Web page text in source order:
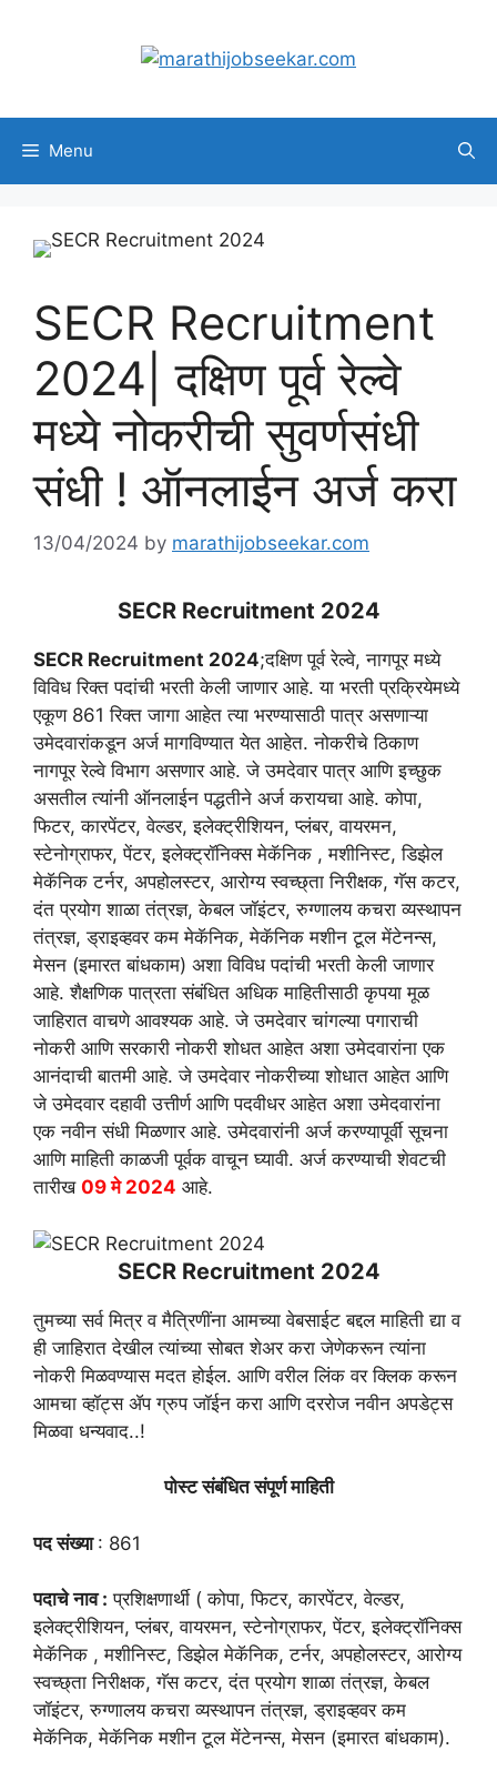
Menu
SECR Recruitment
2024| दक्षिण पूर्व रेल्वे
मध्ये नोकरीची सुवर्णसंधी
संधी ! ऑनलाईन अर्ज करा
13/04/2024 by marathijobseekar.com
SECR Recruitment 2024
SECR Recruitment 2024;दक्षिण पूर्व रेल्वे, नागपूर मध्ये
विविध रिक्त पदांची भरती केली जाणार आहे. या भरती प्रक्रियेमध्ये
एकूण 861 रिक्त जागा आहेत त्या भरण्यासाठी पात्र असणाऱ्या
उमेदवारांकडून अर्ज मागविण्यात येत आहेत. नोकरीचे ठिकाण
नागपूर रेल्वे विभाग असणार आहे. जे उमदेवार पात्र आणि इच्छुक
असतील त्यांनी ऑनलाईन पद्धतीने अर्ज करायचा आहे. कोपा,
फिटर, कारपेंटर, वेल्डर, इलेक्ट्रीशियन, प्लंबर, वायरमन,
स्टेनोग्राफर, पेंटर, इलेक्ट्रॉनिक्स मेकॅनिक , मशीनिस्ट, डिझेल
मेकॅनिक टर्नर, अपहोलस्टर, आरोग्य स्वच्छ्ता निरीक्षक, गॅस कटर,
दंत प्रयोग शाळा तंत्रज्ञ, केबल जॉइंटर, रुग्णालय कचरा व्यस्थापन
तंत्रज्ञ, ड्राइव्हवर कम मेकॅनिक, मेकॅनिक मशीन टूल मेंटेनन्स,
मेसन (इमारत बांधकाम) अशा विविध पदांची भरती केली जाणार
आहे. शैक्षणिक पात्रता संबंधित अधिक माहितीसाठी कृपया मूळ
जाहिरात वाचणे आवश्यक आहे. जे उमदेवार चांगल्या पगाराची
नोकरी आणि सरकारी नोकरी शोधत आहेत अशा उमेदवारांना एक
आनंदाची बातमी आहे. जे उमदेवार नोकरीच्या शोधात आहेत आणि
जे उमेदवार दहावी उत्तीर्ण आणि पदवीधर आहेत अशा उमेदवारांना
एक नवीन संधी मिळणार आहे. उमेदवारांनी अर्ज करण्यापूर्वी सूचना
आणि माहिती काळजी पूर्वक वाचून घ्यावी. अर्ज करण्याची शेवटची
तारीख 09 मे 2024 आहे.
SECR Recruitment 2024
तुमच्या सर्व मित्र व मैत्रिणींना आमच्या वेबसाईट बद्दल माहिती द्या व
ही जाहिरात देखील त्यांच्या सोबत शेअर करा जेणेकरून त्यांना
नोकरी मिळवण्यास मदत होईल. आणि वरील लिंक वर क्लिक करून
आमचा व्हॉट्स ॲप ग्रुप जॉईन करा आणि दररोज नवीन अपडेट्स
मिळवा धन्यवाद..!
पोस्ट संबंधित संपूर्ण माहिती
पद संख्या : 861
पदाचे नाव : प्रशिक्षणार्थी ( कोपा, फिटर, कारपेंटर, वेल्डर,
इलेक्ट्रीशियन, प्लंबर, वायरमन, स्टेनोग्राफर, पेंटर, इलेक्ट्रॉनिक्स
मेकॅनिक , मशीनिस्ट, डिझेल मेकॅनिक, टर्नर, अपहोलस्टर, आरोग्य
स्वच्छ्ता निरीक्षक, गॅस कटर, दंत प्रयोग शाळा तंत्रज्ञ, केबल
जॉइंटर, रुग्णालय कचरा व्यस्थापन तंत्रज्ञ, ड्राइव्हवर कम
मेकॅनिक, मेकॅनिक मशीन टूल मेंटेनन्स, मेसन (इमारत बांधकाम).